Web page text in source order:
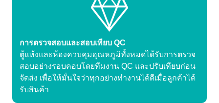
การตรวจสอบและสอบเทียบ QC
ตู้แห้งและห้องควบคุมอุณหภูมิทั้งหมดได้รับการตรวจ
สอบอย่างรอบคอบโดยทีมงาน QC และปรับเทียบก่อน
จัดส่ง เพื่อให้มั่นใจว่าทุกอย่างทำงานได้ดีเมื่อลูกค้าได้
รับสินค้า